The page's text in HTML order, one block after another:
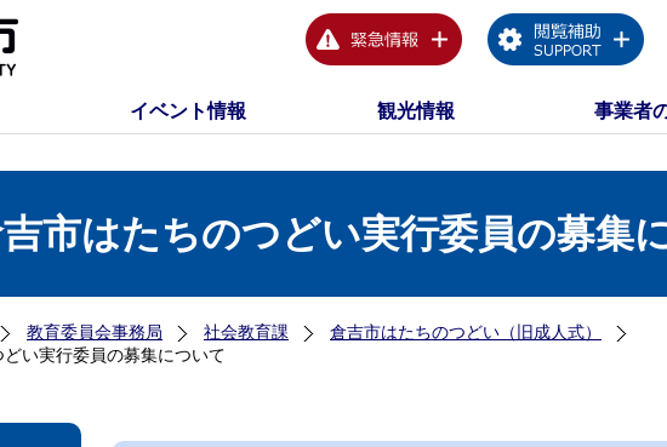
イベント情報 観光情報 事業者
市はたちのつどい実行委員の募集
教育委員会事務局 社会教育課
倉吉市はたちのつどい（旧成人式）
い実行委員の募集について